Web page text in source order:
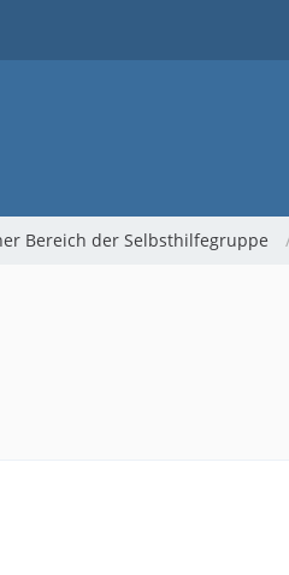
Bereich der Selbsthilfegruppe